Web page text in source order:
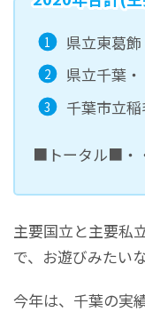
県立東葛
県立千葉
千葉市立
■トータル■・
主要国立と主要私
で、お遊びみたい
今年は、千葉の実